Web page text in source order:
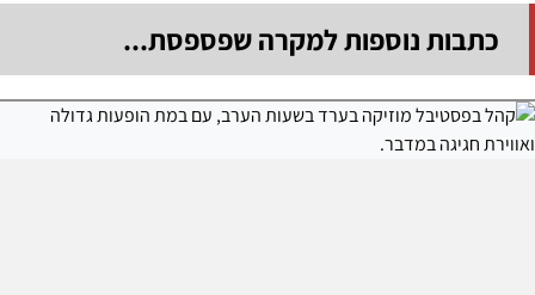
כתבות נוספות למקרה שפספסת...